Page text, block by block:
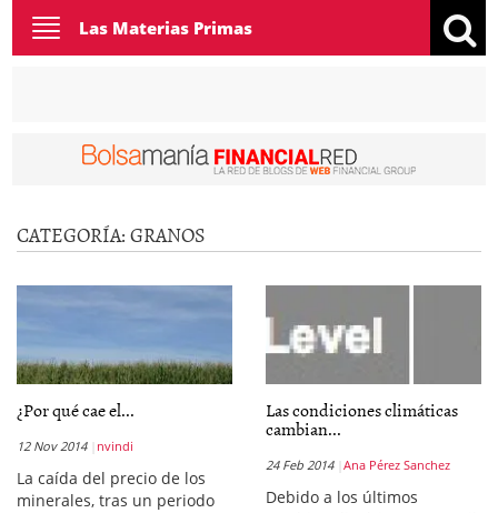
Toggle
navigation
Las Materias Primas
CATEGORÍA:GRANOS
¿Por qué cae el...
12 Nov 2014 nvindi
La caída del precio de los
minerales, tras un periodo
Las condiciones climáticas
cambian...
24 Feb 2014 Ana Pérez Sanchez
Debido a los últimos